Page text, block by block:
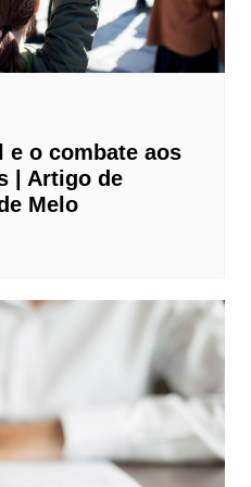
e o combate aos
| Artigo de
Melo